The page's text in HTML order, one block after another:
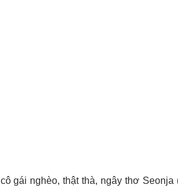
gái nghèo, thật thà, ngây thơ